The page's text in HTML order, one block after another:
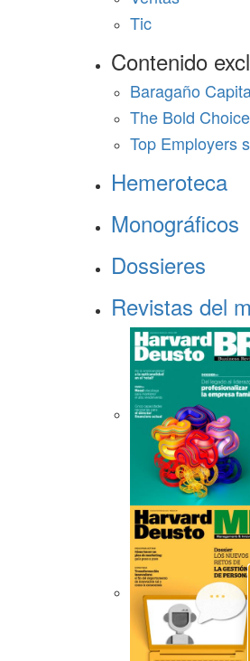
Tic
Contenido
Baragaño
The Bold
Top Employers
Hemeroteca
Monográficos
Dossieres
Revistas del